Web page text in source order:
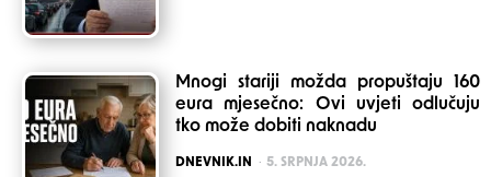
Mnogi stariji možda propuštaju 160
eura mjesečno: Ovi uvjeti odlučuju
tko može dobiti naknadu
POSTED
DNEVNIK.IN 5. SRPNJA 2026.